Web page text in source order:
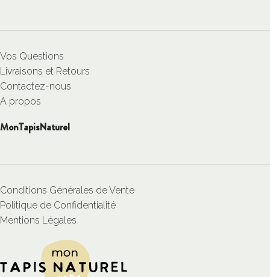
Vos Questions
Livraisons et Retours
Contactez-nous
A propos
MonTapisNaturel
Conditions Générales de Vente
Politique de Confidentialité
Mentions Légales